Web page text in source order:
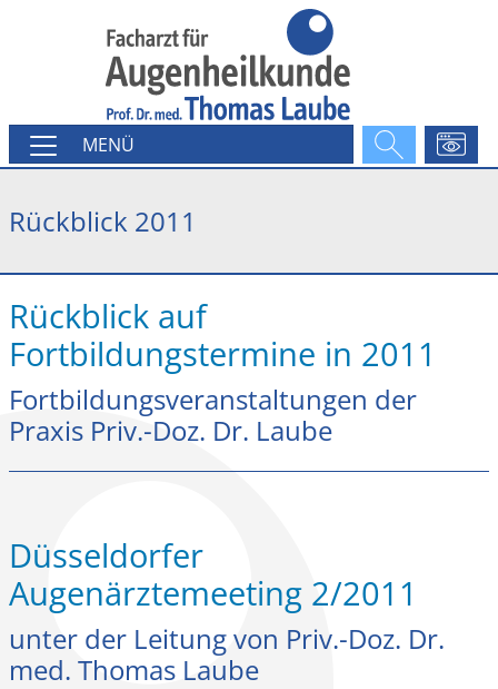
MENÜ
Rückblick 2011
Rückblick auf
Fortbildungstermine in 2011
Fortbildungsveranstaltungen der
Praxis Priv.-Doz. Dr. Laube
Düsseldorfer
Augenärztemeeting 2/2011
unter der Leitung von Priv.-Doz. Dr.
med. Thomas Laube